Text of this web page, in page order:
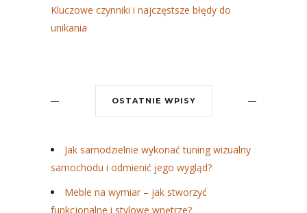
Kluczowe czynniki i najczęstsze błędy do
unikania
OSTATNIE WPISY
Jak samodzielnie wykonać tuning wizualny
samochodu i odmienić jego wygląd?
Meble na wymiar – jak stworzyć
funkcjonalne i stylowe wnętrze?